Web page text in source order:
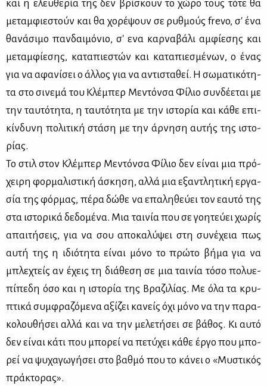
και η ελευ­θε­ρία της δεν βρί­σκουν το χώ­ρο τους τό­τε θα
με­ταμ­φιε­στούν και θα χο­ρέ­ψουν σε ρυθ­μούς frevo, σ' ένα
θα­νά­σι­μο παν­δαι­μό­νιο, σ' ενα καρ­να­βά­λι αμ­φί­ε­σης και
με­ταμ­φί­ε­σης, κα­τα­πιε­στών και κα­τα­πιε­σμέ­νων, ο ένας
για να αφα­νί­σει ο άλ­λος για να αντι­στα­θεί. Η σω­μα­τι­κό­τη­
τα στο σι­νε­μά του Κλέ­μπερ Με­ντόν­σα Φί­λιο συν­δέ­ε­ται με
την ταυ­τό­τη­τα, η ταυ­τό­τη­τα με την ιστο­ρία και κά­θε επι­
κίν­δυ­νη πο­λι­τι­κή στά­ση με την άρ­νη­ση αυ­τής της ιστο­
ρί­ας.
Το στιλ στον Κλέ­μπερ Με­ντόν­σα Φί­λιο δεν εί­ναι μια πρό­
χει­ρη φορ­μα­λι­στι­κή άσκη­ση, αλ­λά μια εξα­ντλη­τι­κή ερ­γα­
σία της φόρ­μας, πέ­ρα δώ­θε να επα­λη­θεύ­ει τον εαυ­τό της
στα ιστο­ρι­κά δε­δο­μέ­να. Μια ται­νία που σε γοη­τεύ­ει χω­ρίς
απαι­τή­σεις, για να σου απο­κα­λύ­ψει στη συ­νέ­χεια πως
αυ­τή της η ιδιό­τη­τα εί­ναι μό­νο το πρώ­το βή­μα για να
μπλε­χτείς αν έχεις τη διά­θε­ση σε μια ται­νία τό­σο πο­λυ­ε­
πί­πε­δη όσο και η ιστο­ρία της Βρα­ζι­λί­ας. Με όλα τα κρυ­
πτι­κά συμ­φρα­ζό­με­να αξί­ζει κα­νείς όχι μό­νο να την πα­ρα­
κο­λου­θή­σει αλ­λά και να την με­λε­τή­σει σε βά­θος. Κι αυ­τό
δεν εί­ναι κά­τι που μπο­ρεί να πε­τύ­χει κά­θε έρ­γο που μπο­
ρεί να ψυ­χα­γω­γή­σει στο βαθ­μό που το κά­νει ο «Μυ­στι­κός
πρά­κτο­ρας».